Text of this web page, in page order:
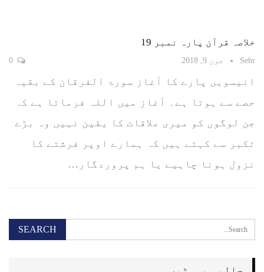
خلاصہ قرآن پارہ نمبر 19
Sehr جون 9, 2018
انیسویں پارے کا آغاز سورۃ الفرقان کے بقیہ
حصے سے ہوتا ہے۔ آغاز میں اللہ فرماتا ہے کہ
جن لوگوں کو میری ملاقات کا یقین نہیں وہ بڑے
تکبر سے کہتے ہیں کہ ہمارے اوپر فرشتے کا
نزول ہونا چاہیے یا ہم پروردگار…